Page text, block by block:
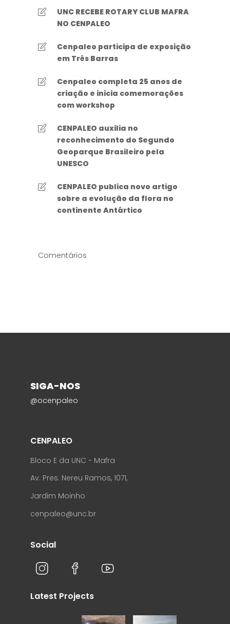
UNC RECEBE ROTARY CLUB MAFRA
NO CENPALEO
Cenpaleo participa de exposição
em Três Barras
Cenpaleo completa 25 anos de
criação e inicia comemorações
com workshop
CENPALEO auxilia no
reconhecimento do Segundo
Geoparque Brasileiro pela
UNESCO
CENPALEO publica novo artigo
sobre a evolução da flora no
continente Antártico
Comentários
SIGA-NOS
@ocenpaleo
CENPALEO
Bloco E da UNC - Mafra
Av. Pres. Nereu Ramos, 1071,
Jardim Moinho
cenpaleo@unc.br
Social
Latest Projects